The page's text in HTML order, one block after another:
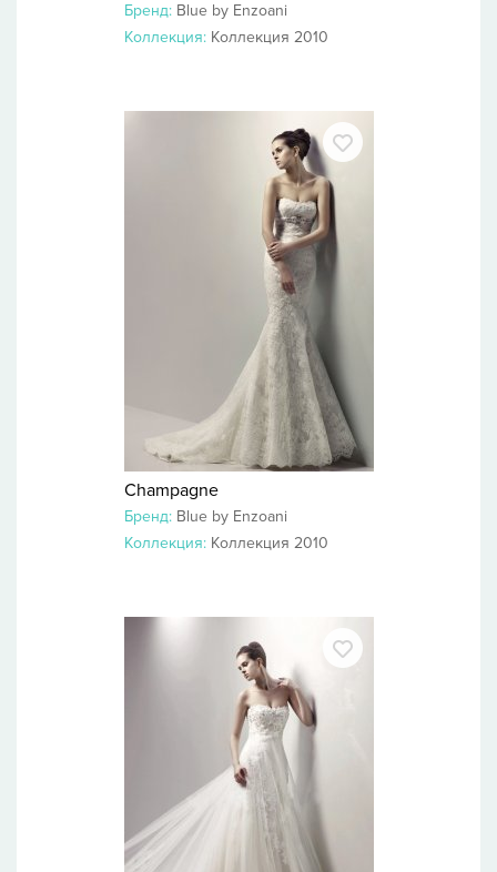
Бренд: Blue by Enzoani
Коллекция: Коллекция 2010
Champagne
Бренд: Blue by Enzoani
Коллекция: Коллекция 2010